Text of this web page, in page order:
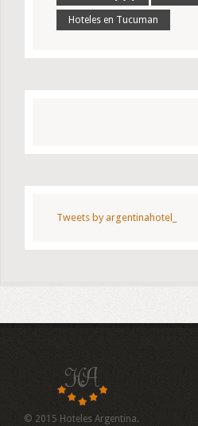
Hoteles en Tucuman
Tweets by argentinahotel_
© 2015 Hoteles Argentina.